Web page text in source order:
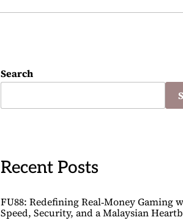
Search
Recent Posts
FU88: Redefining Real‑Money Gaming
Speed, Security, and a Malaysian